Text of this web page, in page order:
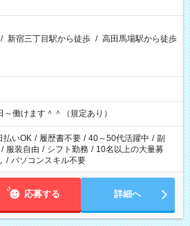
/ 新宿三丁目駅から徒歩 / 高田馬場駅から徒歩
働けます＾＾（規定あり）
払いOK / 履歴書不要 / 40～50代活躍中 / 副
/ 服装自由 / シフト勤務 / 10名以上の大量募
/ パソコンスキル不要
応募する 詳細へ